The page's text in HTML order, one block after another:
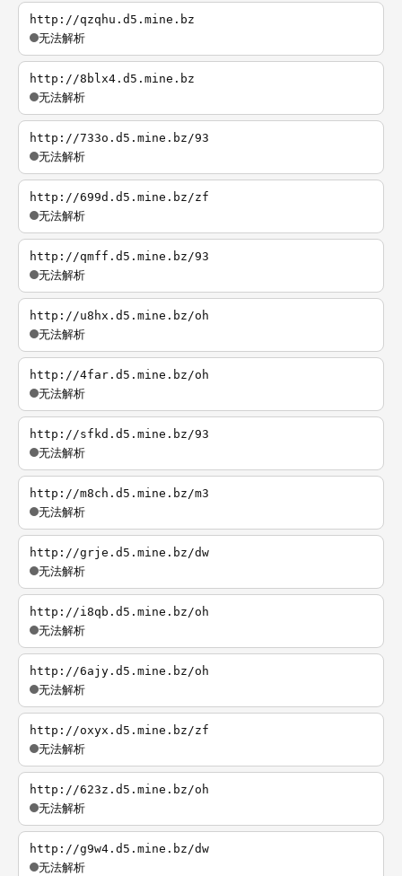
http://qzqhu.d5.mine.bz
无法解析
http://8blx4.d5.mine.bz
无法解析
http://733o.d5.mine.bz/93
无法解析
http://699d.d5.mine.bz/zf
无法解析
http://qmff.d5.mine.bz/93
无法解析
http://u8hx.d5.mine.bz/oh
无法解析
http://4far.d5.mine.bz/oh
无法解析
http://sfkd.d5.mine.bz/93
无法解析
http://m8ch.d5.mine.bz/m3
无法解析
http://grje.d5.mine.bz/dw
无法解析
http://i8qb.d5.mine.bz/oh
无法解析
http://6ajy.d5.mine.bz/oh
无法解析
http://oxyx.d5.mine.bz/zf
无法解析
http://623z.d5.mine.bz/oh
无法解析
http://g9w4.d5.mine.bz/dw
无法解析